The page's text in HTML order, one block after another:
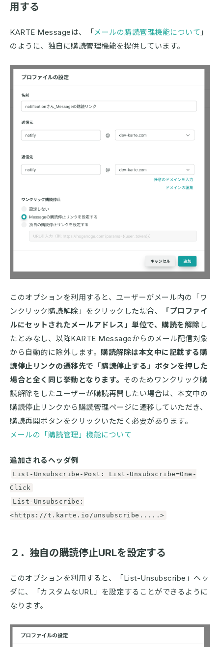
用する
KARTE Messageは、「 メールの購読管理機能について 」
のように、独自に購読管理機能を提供しています。
このオプションを利用すると、ユーザーがメール内の「ワ
ンクリック購読解除」をクリックした場合、
「プロファイ
ルにセットされたメールアドレス」単位で、購読を解除 し
たとみなし、以降KARTE Messageからのメール配信対象
から自動的に除外します。 購読解除は本文中に記載する購
読停止リンクの遷移先で「購読停止する」ボタンを押した
場合と全く同じ挙動となります。 そのためワンクリック購
読解除をしたユーザーが購読再開したい場合は、本文中の
購読停止リンクから購読管理ページに遷移していただき、
購読再開ボタンをクリックいただく必要があります。
メールの「購読管理」機能について
追加されるヘッダ例
List-Unsubscribe-Post: List-Unsubscribe=One-
Click
List-Unsubscribe:
<https://t.karte.io/unsubscribe.....>
２．独自の購読停止URLを設定する
このオプションを利用すると、「List-Unsubscribe」ヘッ
ダに、「カスタムなURL」を設定することができるように
なります。